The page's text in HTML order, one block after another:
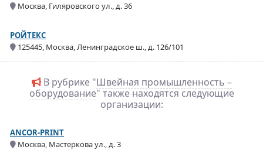
Москва, Гиляровского ул., д. 36
РОЙТЕКС
125445, Москва, Ленинградское ш., д. 126/101
В рубрике "Швейная промышленность –
оборудование" также находятся следующие
организации:
ANCOR-PRINT
Москва, Мастеркова ул., д. 3